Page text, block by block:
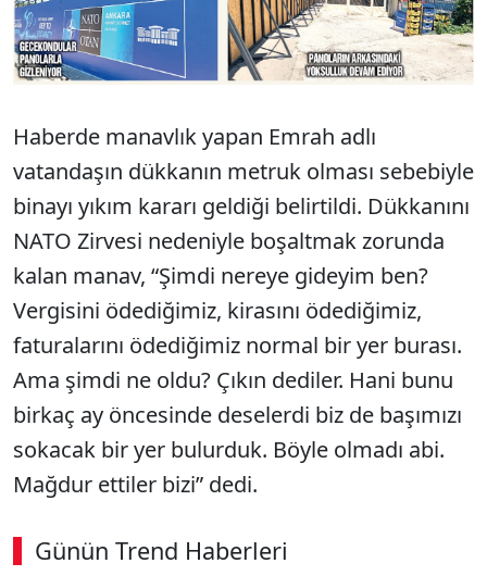
Haberde manavlık yapan Emrah adlı
vatandaşın dükkanın metruk olması sebebiyle
binayı yıkım kararı geldiği belirtildi. Dükkanını
NATO Zirvesi nedeniyle boşaltmak zorunda
kalan manav, “Şimdi nereye gideyim ben?
Vergisini ödediğimiz, kirasını ödediğimiz,
faturalarını ödediğimiz normal bir yer burası.
Ama şimdi ne oldu? Çıkın dediler. Hani bunu
birkaç ay öncesinde deselerdi biz de başımızı
sokacak bir yer bulurduk. Böyle olmadı abi.
Mağdur ettiler bizi” dedi.
Günün Trend Haberleri
00:02 / 08:43